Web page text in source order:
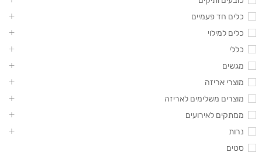
כלים חד פעמיים
כלים למילוי
כללי
מגשים
מוצרי אריזה
מוצרים משלימים לאריזה
ממתקים לאירועים
נרות
סטים